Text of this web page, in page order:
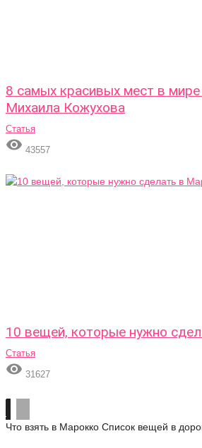
8 самых красивых мест в
Михаила Кожухова
Статья
 43557
10 вещей, которые нужно
Статья
 31627
Что взять в Марокко Список вещей в